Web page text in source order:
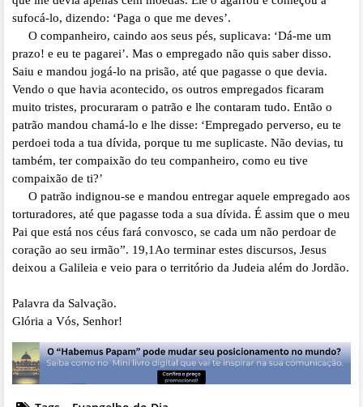
sufocá-lo, dizendo: ‘Paga o que me deves’.
O companheiro, caindo aos seus pés, suplicava: ‘Dá-me um
prazo! e eu te pagarei’. Mas o empregado não quis saber disso.
Saiu e mandou jogá-lo na prisão, até que pagasse o que devia.
Vendo o que havia acontecido, os outros empregados ficaram
muito tristes, procuraram o patrão e lhe contaram tudo. Então o
patrão mandou chamá-lo e lhe disse: ‘Empregado perverso, eu te
perdoei toda a tua dívida, porque tu me suplicaste. Não devias, tu
também, ter compaixão do teu companheiro, como eu tive
compaixão de ti?’
O patrão indignou-se e mandou entregar aquele empregado aos
torturadores, até que pagasse toda a sua dívida. É assim que o meu
Pai que está nos céus fará convosco, se cada um não perdoar de
coração ao seu irmão”. 19,1Ao terminar estes discursos, Jesus
deixou a Galileia e veio para o território da Judeia além do Jordão.
Palavra da Salvação.
Glória a Vós, Senhor!